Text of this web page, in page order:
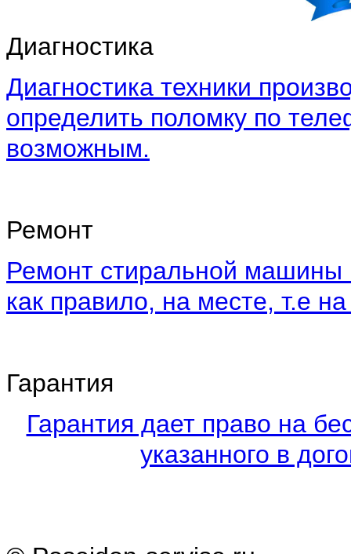
Диагностика
Диагностика техники
определить поломку по
возможным.
Ремонт
Ремонт стиральной машины
как правило, на месте, т.е
Гарантия
Гарантия дает право на
указанного в